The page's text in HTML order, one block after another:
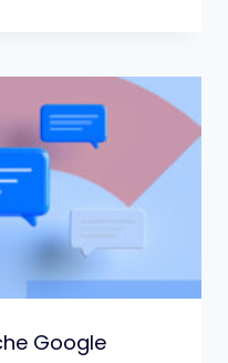
Google